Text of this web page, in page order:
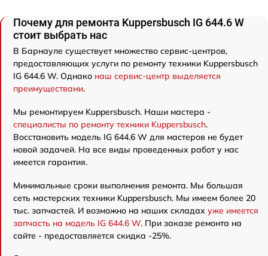
Почему для ремонта Kuppersbusch IG 644.6 W
стоит выбрать нас
В Барнауле существует множество сервис-центров,
предоставляющих услуги по ремонту техники Kuppersbusch
IG 644.6 W. Однако наш сервис-центр выделяется
преимуществами.
Мы ремонтируем Kuppersbusch. Наши мастера -
специалисты по ремонту техники Kuppersbusch.
Восстановить модель IG 644.6 W для мастеров не будет
новой задачей. На все виды проведенных работ у нас
имеется гарантия.
Минимальные сроки выполнения ремонта. Мы большая
сеть мастерских техники Kuppersbusch. Мы имеем более 20
тыс. запчастей. И возможно на наших складах уже имеется
запчасть на модель IG 644.6 W. При заказе ремонта на
сайте - предоставляется скидка -25%.